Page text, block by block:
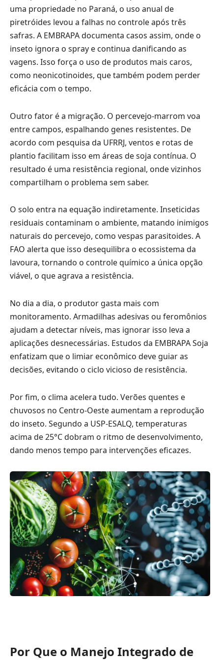
uma propriedade no Paraná, o uso anual de
piretróides levou a falhas no controle após três
safras. A EMBRAPA documenta casos assim, onde o
inseto ignora o spray e continua danificando as
vagens. Isso força o uso de produtos mais caros,
como neonicotinoides, que também podem perder
eficácia com o tempo.
Outro fator é a migração. O percevejo-marrom voa
entre campos, espalhando genes resistentes. De
acordo com pesquisa da UFRRJ, ventos e rotas de
plantio facilitam isso em áreas de soja contínua. O
resultado é uma resistência regional, onde vizinhos
compartilham o problema sem saber.
O solo entra na equação indiretamente. Inseticidas
residuais contaminam o ambiente, matando inimigos
naturais do percevejo, como vespas parasitoides. A
FAO alerta que isso desequilibra o ecossistema da
lavoura, tornando o controle químico a única opção
viável, o que agrava a resistência.
No dia a dia, o produtor gasta mais com
monitoramento. Armadilhas adesivas ou feromônios
ajudam a detectar níveis, mas ignorar isso leva a
aplicações desnecessárias. Estudos da EMBRAPA Soja
enfatizam que o limiar econômico deve guiar as
decisões, evitando o ciclo vicioso de resistência.
Por fim, o clima acelera tudo. Verões quentes e
chuvosos no Centro-Oeste aumentam a reprodução
do inseto. Segundo a USP-ESALQ, temperaturas
acima de 25°C dobram o ritmo de desenvolvimento,
dando menos tempo para intervenções eficazes.
Por Que o Manejo Integrado de